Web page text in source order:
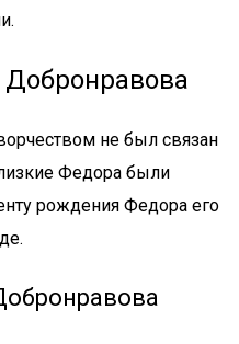
не был связан
Федора были
рождения Федора его